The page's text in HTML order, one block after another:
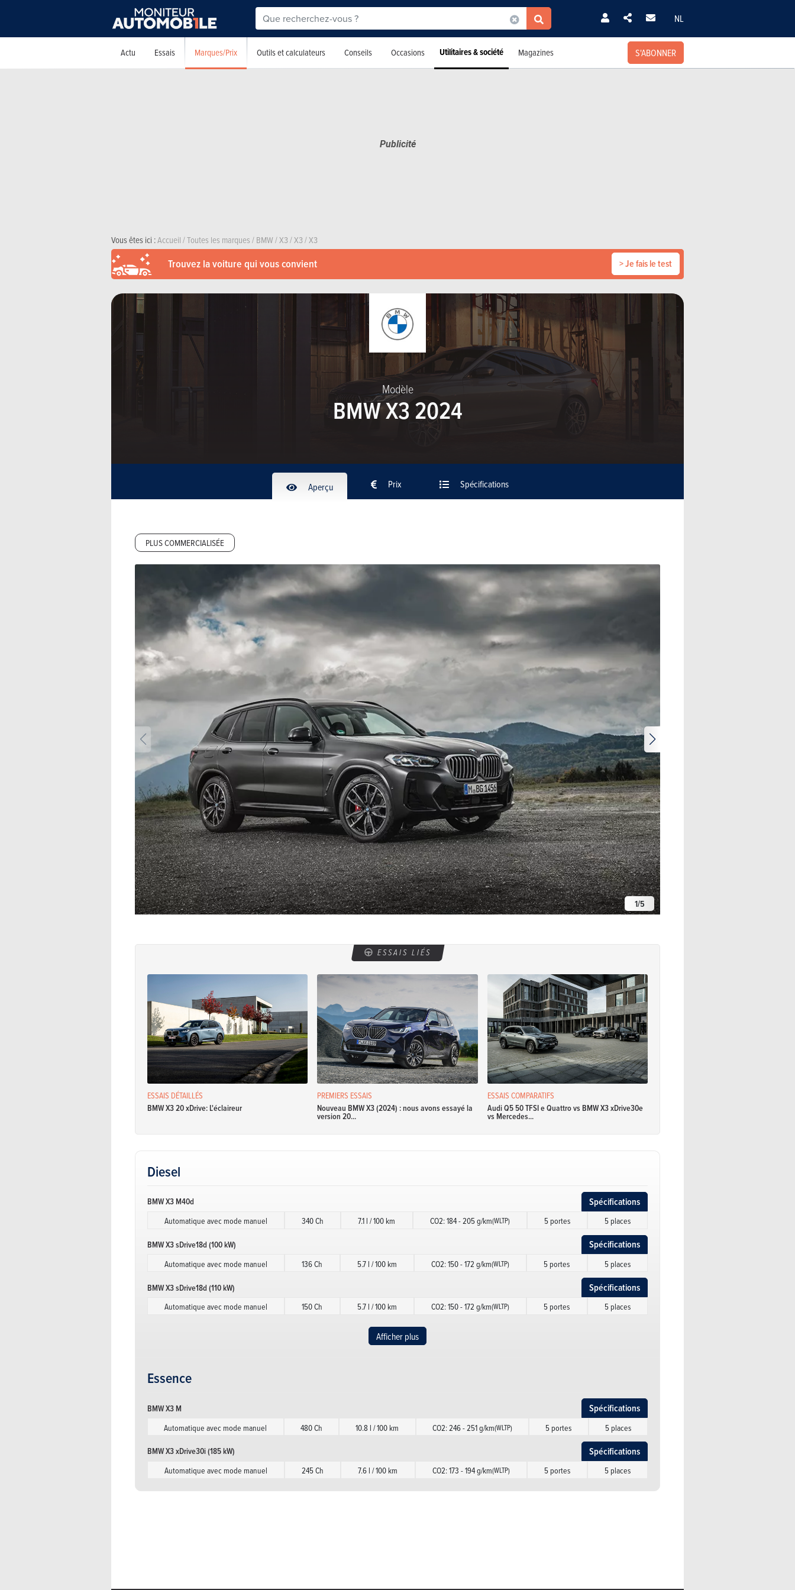
NL
Actu Essais Marques/Prix Outils et calculateurs Conseils Occasions Utilitaires & société Magazines S'ABONNER
Vous êtes ici :Accueil/Toutes les marques/BMW/X3/X3/X3
Trouvez la voiture qui vous convient > Je fais le test
Modèle
BMW X3 2024
Aperçu Prix Spécifications
PLUS COMMERCIALISÉE
1/5
ESSAIS LIÉS
ESSAIS DÉTAILLÉS
BMW X3 20 xDrive: L'éclaireur
PREMIERS ESSAIS
Nouveau BMW X3 (2024) : nous avons essayé la
version 20...
ESSAIS COMPARATIFS
Audi Q5 50 TFSI e Quattro vs BMW X3 xDrive30e
vs Mercedes...
Diesel
BMW X3 M40d Spécifications
Automatique avec mode manuel 340 Ch 7.1 l / 100 km CO2: 184 - 205 g/km(WLTP) 5 portes 5 places
BMW X3 sDrive18d (100 kW) Spécifications
Automatique avec mode manuel 136 Ch 5.7 l / 100 km CO2: 150 - 172 g/km(WLTP) 5 portes 5 places
BMW X3 sDrive18d (110 kW) Spécifications
Automatique avec mode manuel 150 Ch 5.7 l / 100 km CO2: 150 - 172 g/km(WLTP) 5 portes 5 places
Afficher plus
Essence
BMW X3 M Spécifications
Automatique avec mode manuel 480 Ch 10.8 l / 100 km CO2: 246 - 251 g/km(WLTP) 5 portes 5 places
BMW X3 xDrive30i (185 kW) Spécifications
Automatique avec mode manuel 245 Ch 7.6 l / 100 km CO2: 173 - 194 g/km(WLTP) 5 portes 5 places